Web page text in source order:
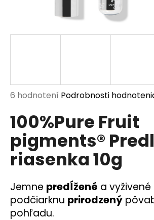
Priemerné
produktu
je
5,0
z
5
6 hodnotení Podrobnosti
100%Pure Fruit
pigments®
riasenka 10g
Jemne predĺžené a vyživené
podčiarknu prirodzený
pohľadu.
s
HĽADAŤ
O
p
o
r